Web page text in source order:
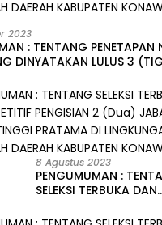
2023
: TENTANG PENETAPAN
DINYATAKAN LULUS 3
TINGGI PRATAMA
PEMERINTAH DAERAH
KONAWE
8 Agustus 2023
PENGUMUMAN :
SELEKSI TERBUKA DAN
(Dua) JABATAN